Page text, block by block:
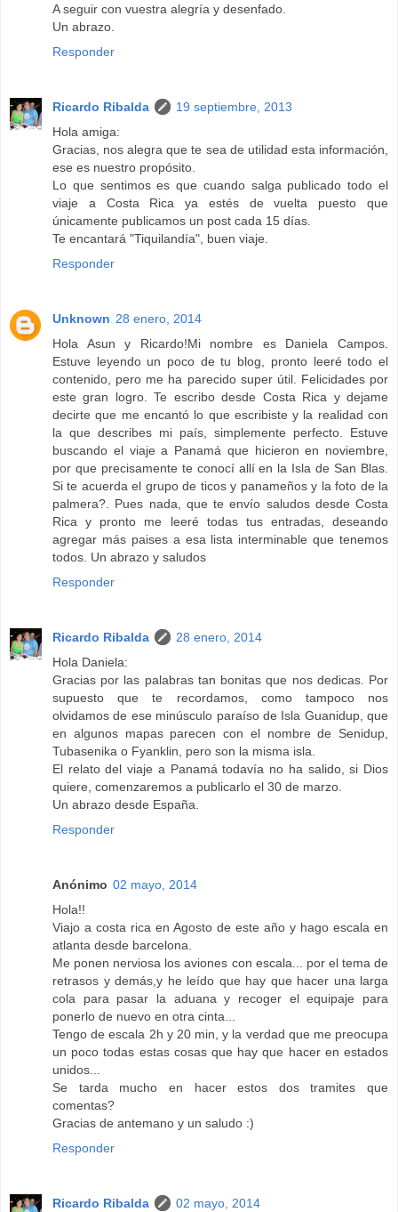
A seguir con vuestra alegría y desenfado.
Un abrazo.
Responder
Ricardo Ribalda
19 septiembre, 2013
Hola amiga:
Gracias, nos alegra que te sea de utilidad esta información,
ese es nuestro propósito.
Lo que sentimos es que cuando salga publicado todo el
viaje a Costa Rica ya estés de vuelta puesto que
únicamente publicamos un post cada 15 días.
Te encantará "Tiquilandía", buen viaje.
Responder
Unknown 28 enero, 2014
Hola Asun y Ricardo!Mi nombre es Daniela Campos.
Estuve leyendo un poco de tu blog, pronto leeré todo el
contenido, pero me ha parecido super útil. Felicidades por
este gran logro. Te escribo desde Costa Rica y dejame
decirte que me encantó lo que escribiste y la realidad con
la que describes mi país, simplemente perfecto. Estuve
buscando el viaje a Panamá que hicieron en noviembre,
por que precisamente te conocí allí en la Isla de San Blas.
Si te acuerda el grupo de ticos y panameños y la foto de la
palmera?. Pues nada, que te envío saludos desde Costa
Rica y pronto me leeré todas tus entradas, deseando
agregar más paises a esa lista interminable que tenemos
todos. Un abrazo y saludos
Responder
Ricardo Ribalda
28 enero, 2014
Hola Daniela:
Gracias por las palabras tan bonitas que nos dedicas. Por
supuesto que te recordamos, como tampoco nos
olvidamos de ese minúsculo paraíso de Isla Guanidup, que
en algunos mapas parecen con el nombre de Senidup,
Tubasenika o Fyanklin, pero son la misma isla.
El relato del viaje a Panamá todavía no ha salido, si Dios
quiere, comenzaremos a publicarlo el 30 de marzo.
Un abrazo desde España.
Responder
Anónimo 02 mayo, 2014
Hola!!
Viajo a costa rica en Agosto de este año y hago escala en
atlanta desde barcelona.
Me ponen nerviosa los aviones con escala... por el tema de
retrasos y demás,y he leído que hay que hacer una larga
cola para pasar la aduana y recoger el equipaje para
ponerlo de nuevo en otra cinta...
Tengo de escala 2h y 20 min, y la verdad que me preocupa
un poco todas estas cosas que hay que hacer en estados
unidos...
Se tarda mucho en hacer estos dos tramites que
comentas?
Gracias de antemano y un saludo :)
Responder
Ricardo Ribalda
02 mayo, 2014